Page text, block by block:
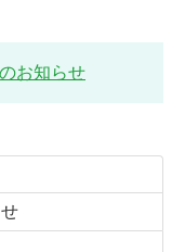
お知らせ